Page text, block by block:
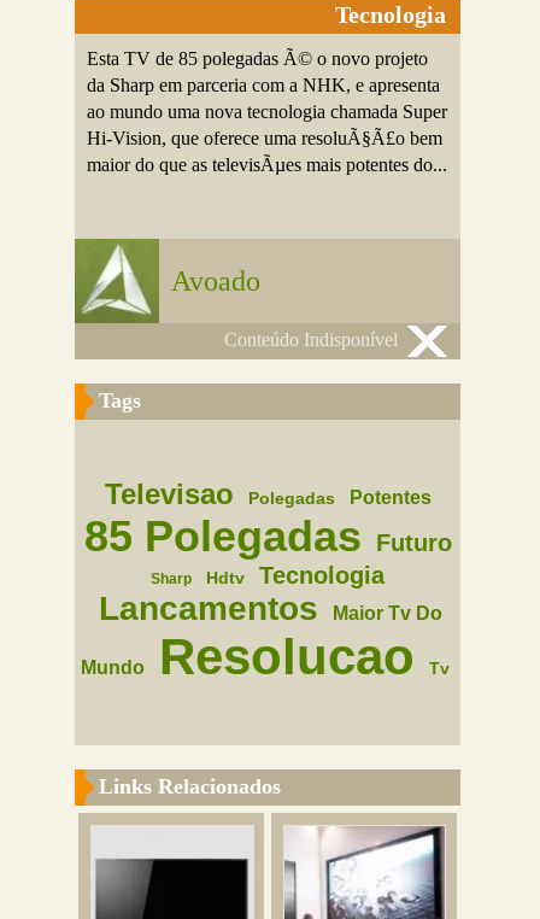
Tecnologia
Esta TV de 85 polegadas Ã© o novo projeto
da Sharp em parceria com a NHK, e apresenta
ao mundo uma nova tecnologia chamada Super
Hi-Vision, que oferece uma resoluÃ§Ã£o bem
maior do que as televisÃµes mais potentes do...
Avoado
Conteúdo Indisponível
Tags
Televisao Polegadas Potentes
85 Polegadas Futuro
Sharp Hdtv Tecnologia
Lancamentos Maior Tv Do
Mundo Resolucao Tv
Links Relacionados